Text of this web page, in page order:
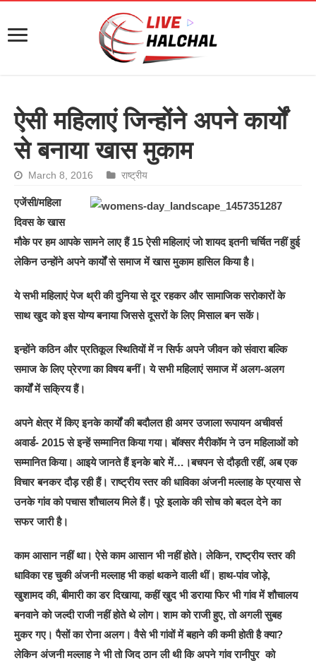
ऐसी महिलाएं जिन्होंने अपने कार्यों
से बनाया खास मुकाम
March 8, 2016 राष्ट्रीय
एजेंसी/महिला
दिवस के खास
मौके पर हम आपके सामने लाए हैं 15 ऐसी महिलाएं जो शायद इतनी चर्चित नहीं हुई
लेकिन उन्होंने अपने कार्यों से समाज में खास मुकाम हासिल किया है।
ये सभी महिलाएं पेज थ्री की दुनिया से दूर रहकर और सामाजिक सरोकारों के
साथ खुद को इस योग्य बनाया जिससे दूसरों के लिए मिसाल बन सकें।
इन्होंने कठिन और प्रतिकूल स्थितियों में न सिर्फ अपने जीवन को संवारा बल्कि
समाज के लिए प्रेरणा का विषय बनीं। ये सभी महिलाएं समाज में अलग-अलग
कार्यों में सक्रिय हैं।
अपने क्षेत्र में किए इनके कार्यों की बदौलत ही अमर उजाला रूपायन अचीवर्स
अवार्ड- 2015 से इन्हें सम्मानित किया गया। बॉक्सर मैरीकॉम ने उन महिलाओं को
सम्मानित किया। आइये जानते हैं इनके बारे में…।बचपन से दौड़ती रहीं, अब एक
विचार बनकर दौड़ रही हैं। राष्ट्रीय स्तर की धाविका अंजनी मल्लाह के प्रयास से
उनके गांव को पचास शौचालय मिले हैं। पूरे इलाके की सोच को बदल देने का
सफर जारी है।
काम आसान नहीं था। ऐसे काम आसान भी नहीं होते। लेकिन, राष्ट्रीय स्तर की
धाविका रह चुकी अंजनी मल्लाह भी कहां थकने वाली थीं। हाथ-पांव जोड़े,
खुशामद की, बीमारी का डर दिखाया, कहीं खुद भी डराया फिर भी गांव में शौचालय
बनवाने को जल्दी राजी नहीं होते थे लोग। शाम को राजी हुए, तो अगली सुबह
मुकर गए। पैसों का रोना अलग। वैसे भी गांवों में बहाने की कमी होती है क्या?
लेकिन अंजनी मल्लाह ने भी तो जिद ठान ली थी कि अपने गांव रानीपुर को